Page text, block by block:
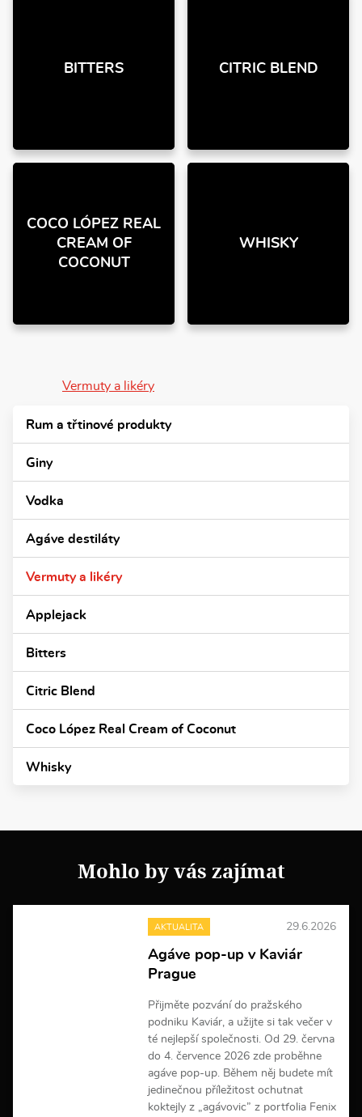
BITTERS CITRIC BLEND
COCO LÓPEZ REAL
CREAM OF
COCONUT
WHISKY
Vermuty a likéry
Rum a třtinové produkty
Giny
Vodka
Agáve destiláty
Vermuty a likéry
Applejack
Bitters
Citric Blend
Coco López Real Cream of Coconut
Whisky
Mohlo by vás zajímat
AKTUALITA 29.6.2026
Agáve pop-up v Kaviár
Prague
Přijměte pozvání do pražského
podniku Kaviár, a užijte si tak večer v
té nejlepší společnosti. Od 29. června
do 4. července 2026 zde proběhne
agáve pop-up. Během něj budete mít
jedinečnou příležitost ochutnat
koktejly z „agávovic” z portfolia Fenix